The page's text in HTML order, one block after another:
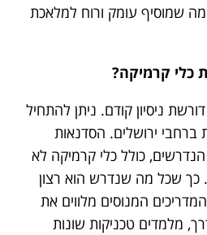
שמוסיף עומק ורוח למלאכת
כלי קרמיקה?
ניסיון קודם. ניתן להתחיל
ברחבי ירושלים. הסדנאות
כולל כלי קרמיקה לא
כך שכל מה שנדרש הוא רצון
המנוסים מלווים את
מלמדים טכניקות שונות